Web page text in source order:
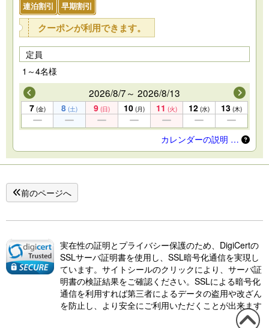
連泊割引 早期割引
クーポンが利用できます。
定員
1～4名様
2026/8/7～ 2026/8/13
7 (金) 8 (土) 9 (日) 10 (月) 11 (火) 12 (水) 13 (木)
カレンダーの説明 …
前のページへ
実在性の証明とプライバシー保護のため、DigiCertの
SSLサーバ証明書を使用し、SSL暗号化通信を実現し
ています。サイトシールのクリックにより、サーバ証
明書の検証結果をご確認ください。SSLによる暗号化
通信を利用すれば第三者によるデータの盗用や改ざん
を防止し、より安全にご利用いただくことが出来ます